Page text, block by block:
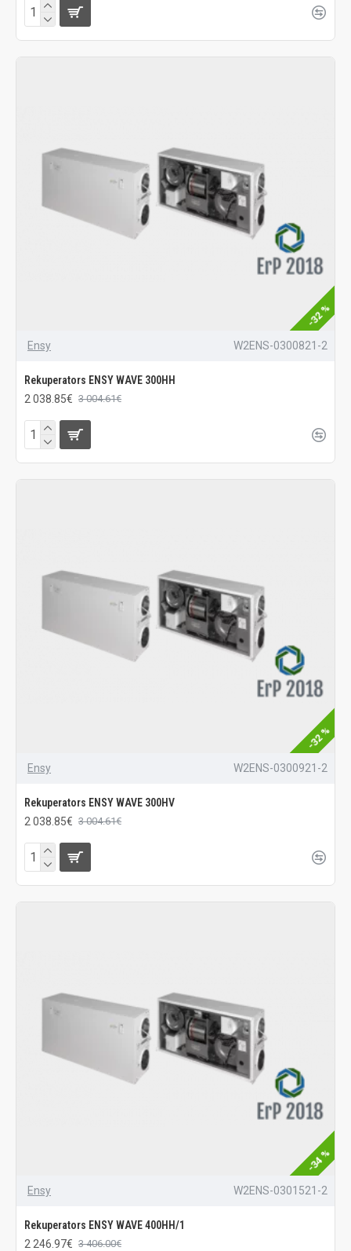
-32 %
Ensy W2ENS-0300821-2
Rekuperators ENSY WAVE 300HH
2 038.85€ 3 004.61€
-32 %
Ensy W2ENS-0300921-2
Rekuperators ENSY WAVE 300HV
2 038.85€ 3 004.61€
-34 %
Ensy W2ENS-0301521-2
Rekuperators ENSY WAVE 400HH/1
2 246.97€ 3 406.00€